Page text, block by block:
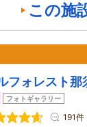
この施
フォレスト那
フォトギャラリー
191件